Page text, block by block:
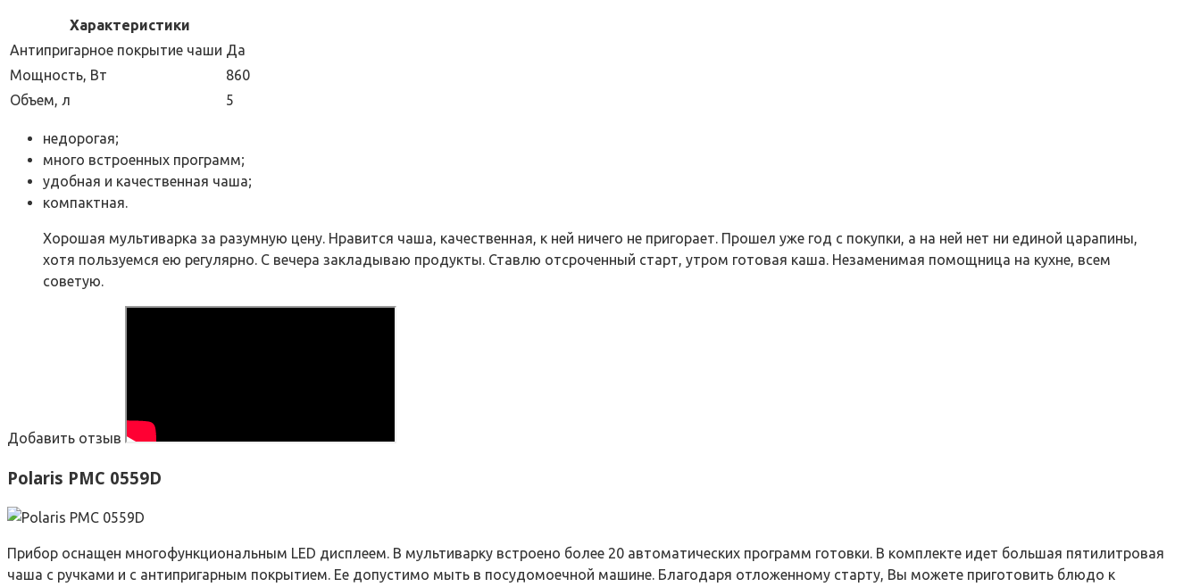
Характеристики
Антипригарное покрытие чаши Да
Мощность, Вт
860
Объем, л
5
недорогая;
много встроенных программ;
удобная и качественная чаша;
компактная.
Хорошая мультиварка за разумную цену. Нравится чаша, качественная, к ней ничего не пригорает. Прошел уже год с покупки, а на ней нет ни единой царапины,
хотя пользуемся ею регулярно. С вечера закладываю продукты. Ставлю отсроченный старт, утром готовая каша. Незаменимая помощница на кухне, всем
советую.
Добавить отзыв
Polaris PMC 0559D
Прибор оснащен многофункциональным LED дисплеем. В мультиварку встроено более 20 автоматических программ готовки. В комплекте идет большая пятилитровая
чаша с ручками и с антипригарным покрытием. Ее допустимо мыть в посудомоечной машине. Благодаря отложенному старту, Вы можете приготовить блюдо к